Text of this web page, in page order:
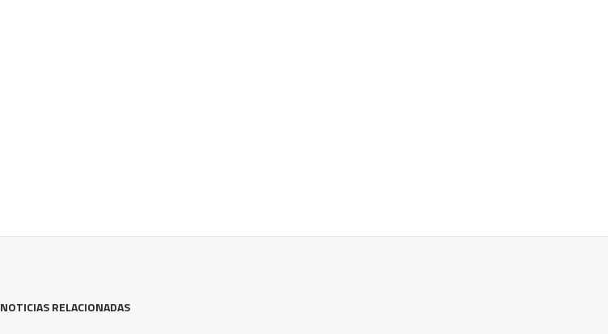
NOTICIAS RELACIONADAS